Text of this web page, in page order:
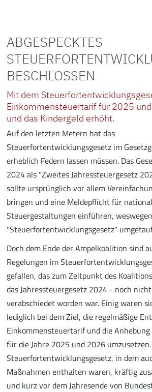
ABGESPECKTES
BESCHLOSSEN
Mit dem
Einkommensteuertarif für 2025
und das Kindergeld erhöht.
Auf den letzten Metern hat das
Steuerfortentwicklungsgesetz im
erheblich Federn lassen müssen. Das
2024 als "Zweites Jahressteuergesetz
sollte ursprünglich vor allem
bringen und eine Meldepflicht für
Steuergestaltungen einführen,
"Steuerfortentwicklungsgesetz"
Doch dem Ende der Ampelkoalition sind
Regelungen im
gefallen, das zum Zeitpunkt des
das Jahressteuergesetz 2024 - noch
verabschiedet worden war. Einig waren
lediglich bei dem Ziel, die regelmäßige
Einkommensteuertarif und die Anhebung
für die Jahre 2025 und 2026
Steuerfortentwicklungsgesetz, in dem
Maßnahmen enthalten waren, kräftig
und kurz vor dem Jahresende von